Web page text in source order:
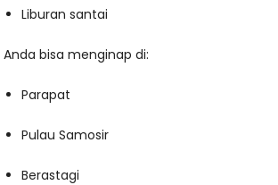
Liburan santai
Anda bisa menginap di:
Parapat
Pulau Samosir
Berastagi